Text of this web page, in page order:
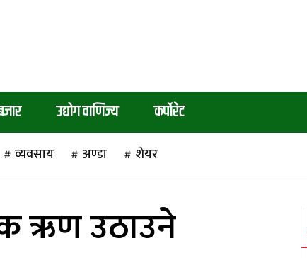
उद्योग वाणिज्य कर्पाेरेट
व्यवसाय अण्डा शेयर
ऋण उठाउने